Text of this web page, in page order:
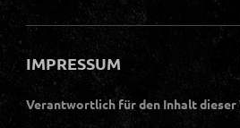
IMPRESSUM
Verantwortlich für den Inhalt dieser